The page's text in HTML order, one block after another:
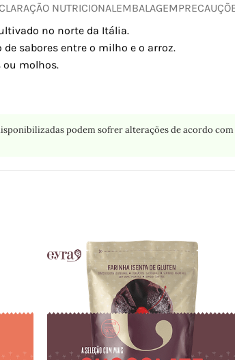
NUTRICIONAL EMBALAGEM
no norte da Itália.
sabores entre o milho e o arroz.
ou molhos.
podem sofrer alterações de acordo